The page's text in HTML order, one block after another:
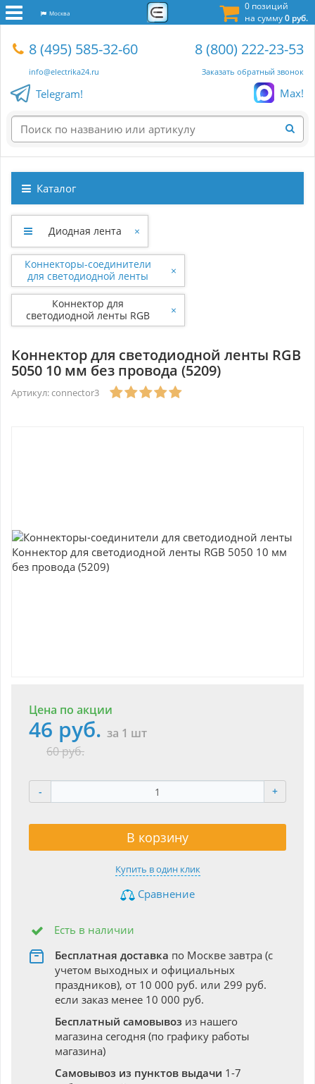
0 позиций
на сумму0 руб.
Москва
8 (495) 585-32-60
info@electrika24.ru
8 (800) 222-23-53
Заказать обратный звонок
Telegram! Max!
Каталог
Диодная лента ×
Коннекторы-соединители
для светодиодной ленты
×
Коннектор для
светодиодной ленты RGB
5050 10 мм без провода
×
Коннектор для светодиодной ленты RGB
5050 10 мм без провода (5209)
Артикул: connector3
Цена по акции
46 руб. за 1 шт
60 руб.
- +
В корзину
Купить в один клик
Сравнение
Есть в наличии
Бесплатная доставка по Москве завтра (с
учетом выходных и официальных
праздников), от 10 000 руб. или 299 руб.
если заказ менее 10 000 руб.
Бесплатный самовывоз из нашего
магазина сегодня (по графику работы
магазина)
Самовывоз из пунктов выдачи 1-7